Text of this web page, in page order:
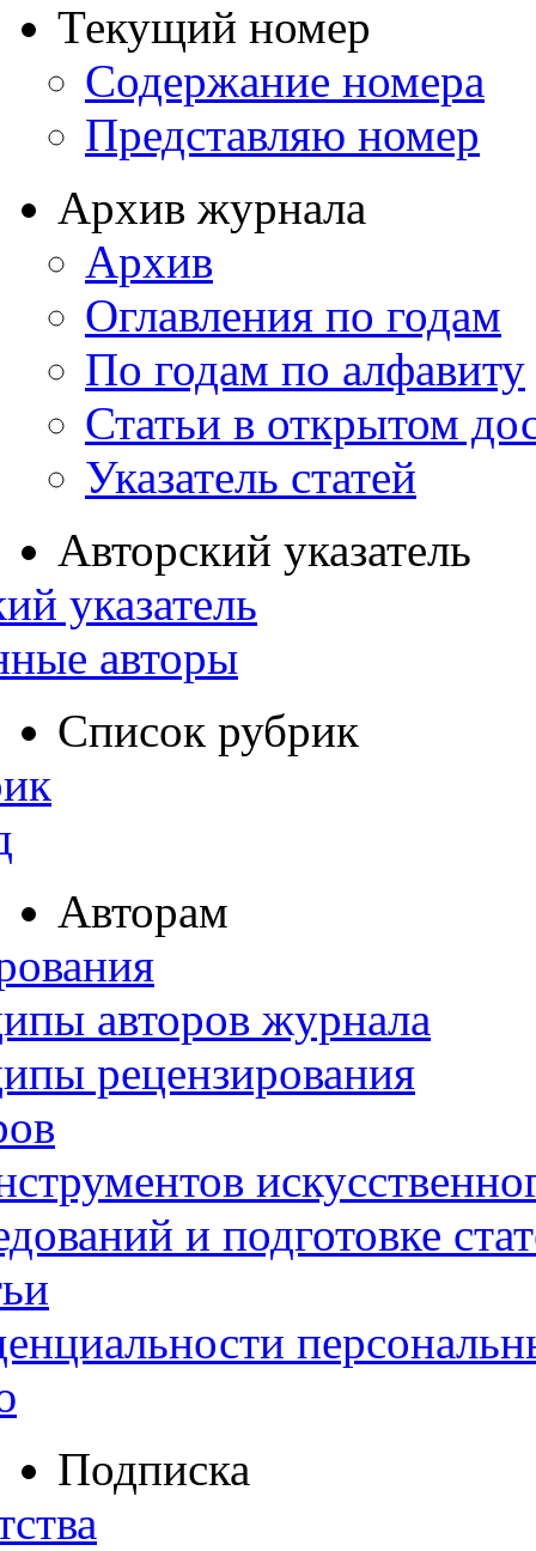
Текущий номер
Содержание номера
Представляю номер
Архив журнала
Архив
Оглавления по годам
По годам по алфавиту
Статьи в открытом
Указатель статей
Авторский указатель
указатель
авторы
Список рубрик
Авторам
авторов журнала
рецензирования
и подготовке
Подписка